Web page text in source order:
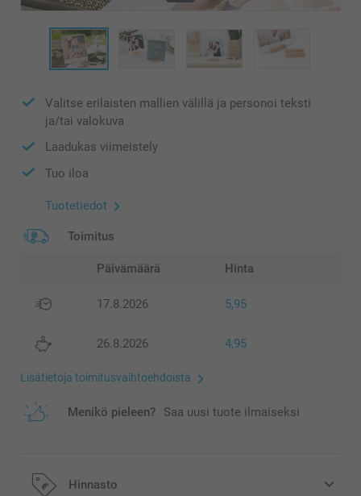
Valitse erilaisten mallien välillä ja personoi teksti
ja/tai valokuva
Laadukas viimeistely
Tuo iloa
Tuotetiedot
Toimitus
Päivämäärä Hinta
17.8.2026 5,95
26.8.2026 4,95
Lisätietoja toimitusvaihtoehdoista
Menikö pieleen? Saa uusi tuote ilmaiseksi
Hinnasto